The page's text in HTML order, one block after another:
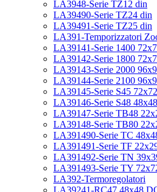
LA3948-Serie TZ12 din
LA39490-Serie TZ24 din
LA39491-Serie TZ25 din
LA391-Temporizzatori
LA39141-Serie 1400
LA39142-Serie 1800
LA39143-Serie 2000
LA39144-Serie 2100
LA39145-Serie S45 72x72
LA39146-Serie S48 48x48
LA39147-Serie TB48
LA39148-Serie TB80
LA391490-Serie TC
LA391491-Serie TF
LA391492-Serie TN
LA391493-Serie TY
LA392-Termoregolatori
LA39241-RC47 48x48